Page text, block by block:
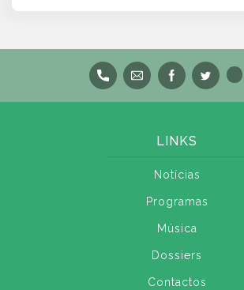
LINKS
Notícias
Programas
Música
Dossiers
Contactos